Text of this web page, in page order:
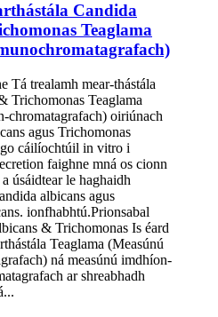
Candida
Teaglama
Tá trealamh mear-thástála
Trichomonas Teaglama
chromatagrafach) oiriúnach
agus Trichomonas
cáilíochtúil in vitro i
faighne mná os cionn
úsáidtear le haghaidh
albicans agus
ionfhabhtú.Prionsabal
& Trichomonas Is éard
Teaglama (Measúnú
ná measúnú imdhíon-
ar shreabhadh